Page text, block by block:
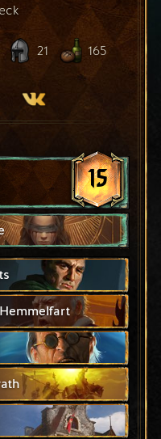
21 165
15